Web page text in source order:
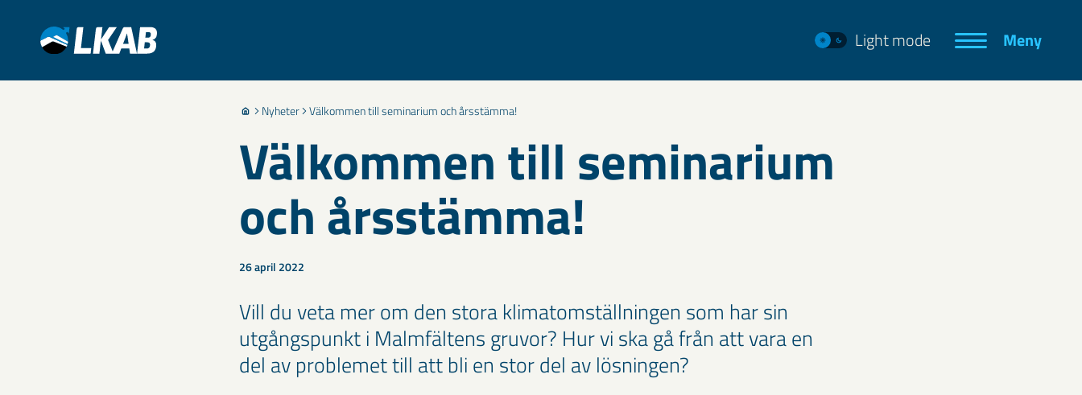
Light mode Meny
Nyheter Välkommen till seminarium och årsstämma!
Välkommen till seminarium
och årsstämma!
26 april 2022
Vill du veta mer om den stora klimatomställningen som har sin
utgångspunkt i Malmfältens gruvor? Hur vi ska gå från att vara en
del av problemet till att bli en stor del av lösningen?